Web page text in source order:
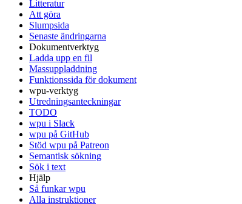
Litteratur
Att göra
Slumpsida
Senaste ändringarna
Dokumentverktyg
Ladda upp en fil
Massuppladdning
Funktionssida för dokument
wpu-verktyg
Utredningsanteckningar
TODO
wpu i Slack
wpu på GitHub
Stöd wpu på Patreon
Semantisk sökning
Sök i text
Hjälp
Så funkar wpu
Alla instruktioner